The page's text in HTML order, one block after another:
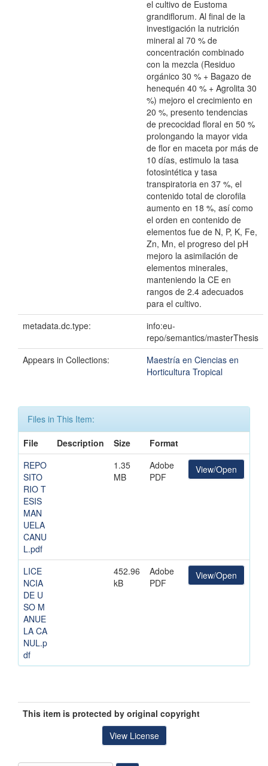
el cultivo de Eustoma
grandiflorum. Al final de la
investigación la nutrición
mineral al 70 % de
concentración combinado
con la mezcla (Residuo
orgánico 30 % + Bagazo de
henequén 40 % + Agrolita 30
%) mejoro el crecimiento en
20 %, presento tendencias
de precocidad floral en 50 %
prolongando la mayor vida
de flor en maceta por más de
10 días, estimulo la tasa
fotosintética y tasa
transpiratoria en 37 %, el
contenido total de clorofila
aumento en 18 %, así como
el orden en contenido de
elementos fue de N, P, K, Fe,
Zn, Mn, el progreso del pH
mejoro la asimilación de
elementos minerales,
manteniendo la CE en
rangos de 2.4 adecuados
para el cultivo.
metadata.dc.type:
info:eu-
repo/semantics/masterThesis
Appears in Collections:
Maestría en Ciencias en
Horticultura Tropical
Files in This Item:
File
Description Size
Format
REPO
SITO
RIO T
ESIS
MAN
UELA
CANU
L.pdf
1.35
MB
Adobe
PDF
View/Open
LICE
NCIA
DE U
SO M
ANUE
LA CA
NUL.p
df
452.96
kB
Adobe
PDF
View/Open
This item is protected by original copyright
View License